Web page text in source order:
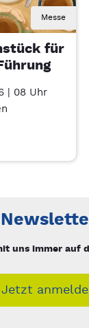
Messe
für
| 08 Uhr
uns immer auf
Jetzt